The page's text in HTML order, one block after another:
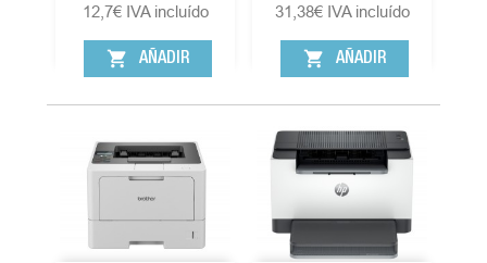
12,7€ IVA incluído
shopping_cart AÑADIR
31,38€ IVA incluído
shopping_cart AÑADIR